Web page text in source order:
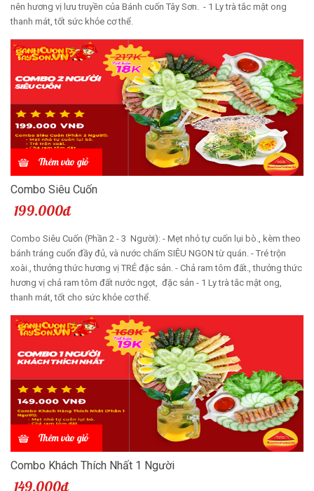
nên hương vị lưu truyền của Bánh cuốn Tây Sơn. - 1 Ly trà tắc mật ong
thanh mát, tốt sức khỏe cơ thể.
Thêm vào giỏ
Combo Siêu Cuốn
199.000đ
Combo Siêu Cuốn (Phần 2 - 3 Người): - Mẹt nhỏ tự cuốn lụi bò., kèm theo
bánh tráng cuốn đầy đủ, và nước chấm SIÊU NGON từ quán. - Tré trộn
xoài., thưởng thức hương vị TRÉ đặc sản. - Chả ram tôm đất., thưởng thức
hương vị chả ram tôm đất nước ngọt, đặc sản - 1 Ly trà tắc mật ong,
thanh mát, tốt cho sức khỏe cơ thể.
Thêm vào giỏ
Combo Khách Thích Nhất 1 Người
149.000đ